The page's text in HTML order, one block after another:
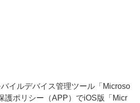
イルデバイス管理ツール「Microso
護ポリシー（APP）でiOS版「Micr